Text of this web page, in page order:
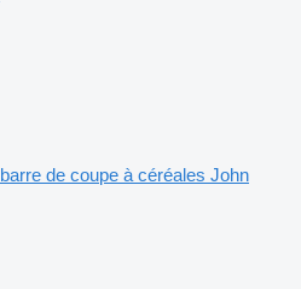
barre de coupe à céréales John